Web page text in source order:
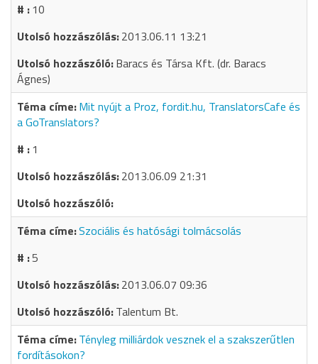
10
2013.06.11 13:21
Baracs és Társa Kft. (dr. Baracs
Ágnes)
Mit nyújt a Proz, fordit.hu, TranslatorsCafe és
a GoTranslators?
1
2013.06.09 21:31
Szociális és hatósági tolmácsolás
5
2013.06.07 09:36
Talentum Bt.
Tényleg milliárdok vesznek el a szakszerűtlen
fordításokon?